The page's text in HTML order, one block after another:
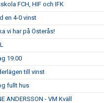
FCH, HIF och IFK
en 4-0 vinst
vi har på Österås!
19.00
till vinst
fullt hus
ANDERSSON - VM Kväll